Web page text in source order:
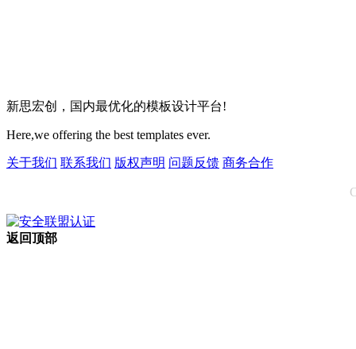
新思宏创，国内最优化的模板设计平台!
Here,we offering the best templates ever.
关于我们 联系我们 版权声明 问题反馈 商务合作
返回顶部